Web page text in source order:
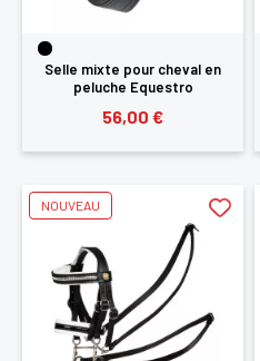
Selle mixte pour cheval en
peluche Equestro
56,00 €
NOUVEAU